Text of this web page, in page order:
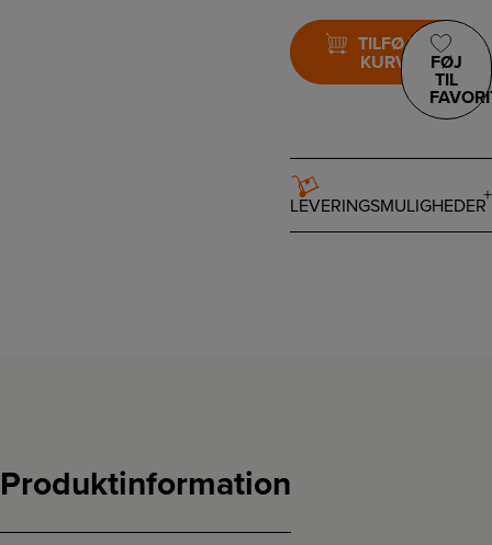
TILFØJ TIL
KURV
FØJ
TIL
LEVERINGSMULIGHEDER
Produktinformation